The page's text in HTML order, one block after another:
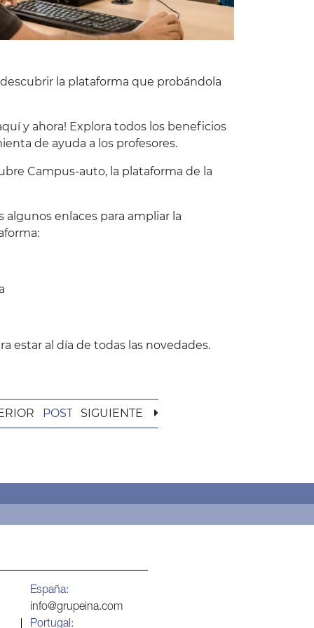
la plataforma que probándola
y ahora! Explora todos los beneficios
de ayuda a los profesores.
Campus-auto, la plataforma de la
algunos enlaces para ampliar la
estar al día de todas las novedades.
POST SIGUIENTE
España:
info@grupeina.com
Portugal: